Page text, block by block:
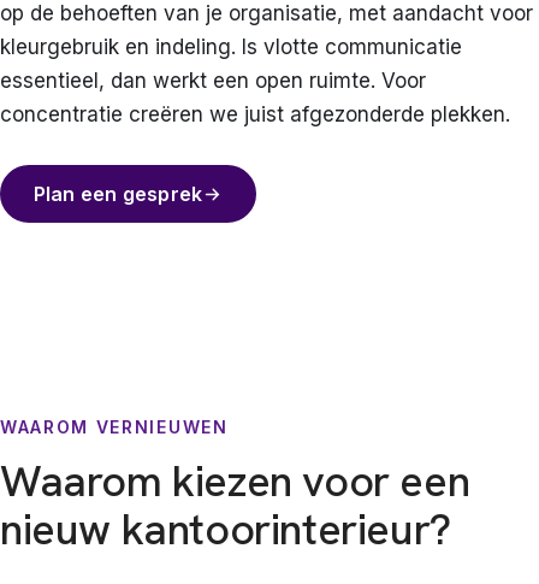
op de behoeften van je organisatie, met aandacht voor
kleurgebruik en indeling. Is vlotte communicatie
essentieel, dan werkt een open ruimte. Voor
concentratie creëren we juist afgezonderde plekken.
Plan een gesprek
WAAROM VERNIEUWEN
Waarom kiezen voor een
nieuw kantoorinterieur?